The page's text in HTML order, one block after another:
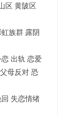
区 黄陂区
族群 露阴
出轨 恋爱
母反对 恐
失恋情绪